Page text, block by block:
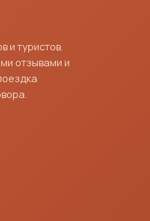
и туристов.
отзывами и